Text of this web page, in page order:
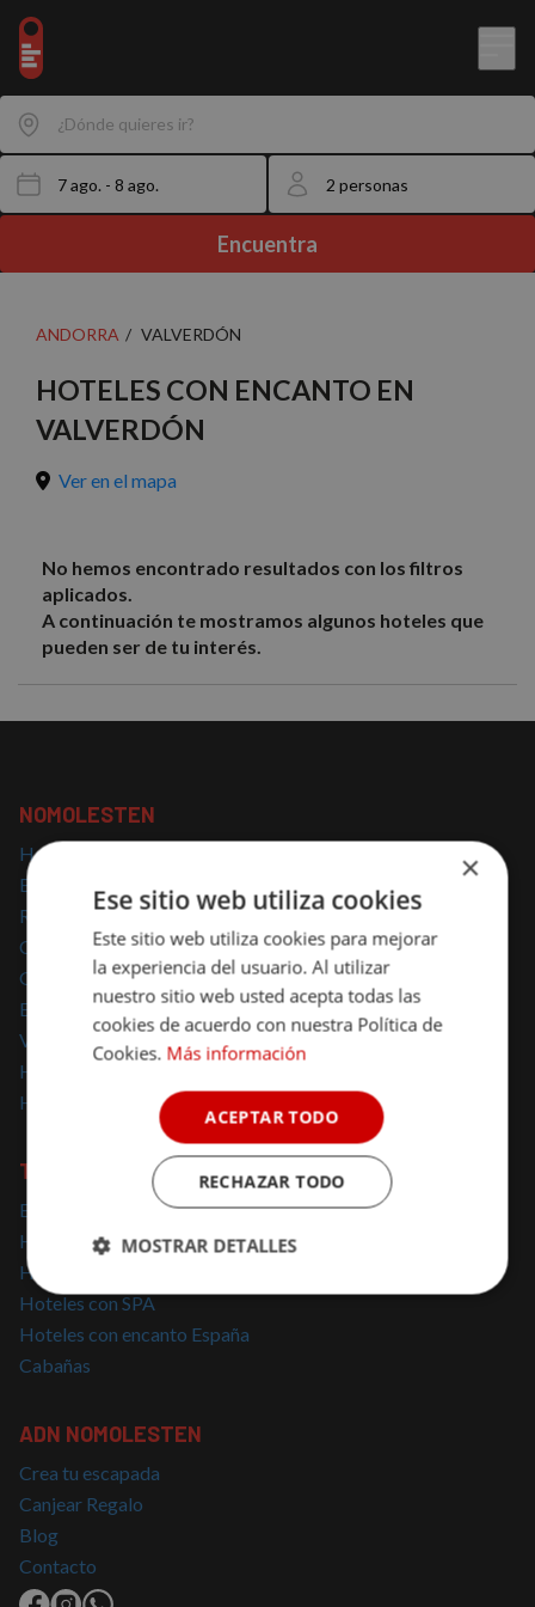
¿Dónde quieres ir?
Encuentra
ANDORRA VALVERDÓN
HOTELES CON ENCANTO EN
VALVERDÓN
Ver en el mapa
No hemos encontrado resultados con los filtros
aplicados.
A continuación te mostramos algunos hoteles que
pueden ser de tu interés.
NOMOLESTEN
Hoteles con encanto
Escapadas con encanto
Regalar escapadas
Casas Rurales con encanto
Glamping
Escapadas Románticas
Vacaciones Familiares
Hoteles para mascotas
Hoteles solo para adultos
TOP BÚSQUEDAS
Escapadas cerca de Madrid
Hoteles con Encanto Cataluña
Hoteles con Jacuzzi
Hoteles con SPA
Hoteles con encanto España
Cabañas
ADN NOMOLESTEN
Crea tu escapada
Canjear Regalo
Blog
Contacto
×
Ese sitio web utiliza cookies
Este sitio web utiliza cookies para mejorar
la experiencia del usuario. Al utilizar
nuestro sitio web usted acepta todas las
cookies de acuerdo con nuestra Política de
Cookies. Más información
ACEPTAR TODO
RECHAZAR TODO
MOSTRAR DETALLES
Cookies
estrictamente
necesarias
Cookies de
Cookies de
preferencias